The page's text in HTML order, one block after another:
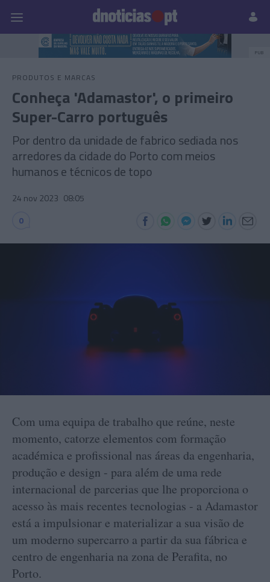
Prazeres Paisagens
PUB
PRODUTOS E MARCAS
Conheça 'Adamastor', o primeiro
Super-Carro português
Por dentro da unidade de fabrico sediada nos
arredores da cidade do Porto com meios
humanos e técnicos de topo
24 nov 2023 08:05
0
Com uma equipa de trabalho que reúne, neste
momento, catorze elementos com formação
académica e profissional nas áreas da engenharia,
produção e design - para além de uma rede
internacional de parcerias que lhe proporciona o
acesso às mais recentes tecnologias - a Adamastor
está a impulsionar e materializar a sua visão de
um moderno supercarro a partir da sua fábrica e
centro de engenharia na zona de Perafita, no
Porto.